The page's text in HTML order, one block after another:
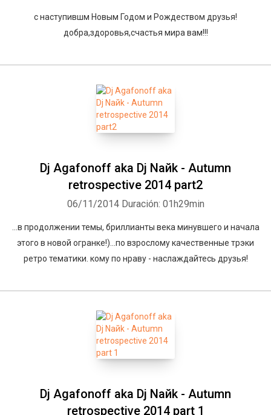
с наступившм Новым Годом и Рождеством друзья!
добра,здоровья,счастья мира вам!!!
Dj Agafonoff aka Dj Naйk - Autumn
retrospective 2014 part2
06/11/2014 Duración: 01h29min
...в продолжении темы, бриллианты века минувшего и начала
этого в новой огранке!)...по взрослому качественные трэки
ретро тематики. кому по нраву - наслаждайтесь друзья!
Dj Agafonoff aka Dj Naйk - Autumn
retrospective 2014 part 1